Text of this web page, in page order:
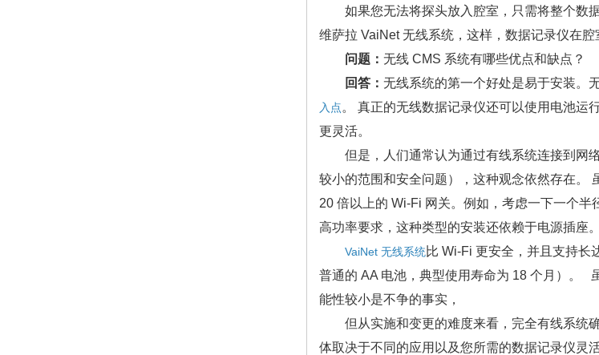
如果您无法将探头放入腔室，只需将整个数据
维萨拉 VaiNet 无线系统，这样，数据记录仪在腔
问题： 无线 CMS 系统有哪些优点和缺点？
回答： 无线系统的第一个好处是易于安装。
入点。 真正的无线数据记录仪还可以使用电池运
更灵活。
但是，人们通常认为通过有线系统连接到网络
较小的范围和安全问题），这种观念依然存在。
20 倍以上的 Wi-Fi 网关。例如，考虑一下一个
高功率要求，这种类型的安装还依赖于电源插座。
VaiNet 无线系统比 Wi-Fi 更安全，并且支持长
普通的 AA 电池，典型使用寿命为 18 个月）。
能性较小是不争的事实，
但从实施和变更的难度来看，完全有线系统确
体取决于不同的应用以及您所需的数据记录仪灵活